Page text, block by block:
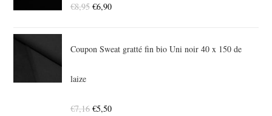
€8,95 €6,90
Coupon Sweat gratté fin bio Uni noir 40 x 150 de
laize
€7,16 €5,50